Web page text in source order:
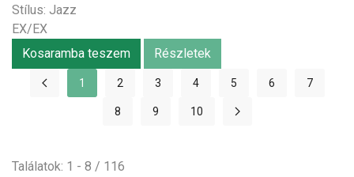
Stílus: Jazz
EX/EX
Kosaramba teszem
Részletek
1 2 3 4 5 6 7
8 9 10
Találatok: 1 - 8 / 116